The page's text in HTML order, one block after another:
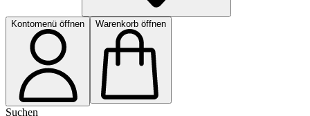
Kontomenü öffnen Warenkorb öffnen
Suchen